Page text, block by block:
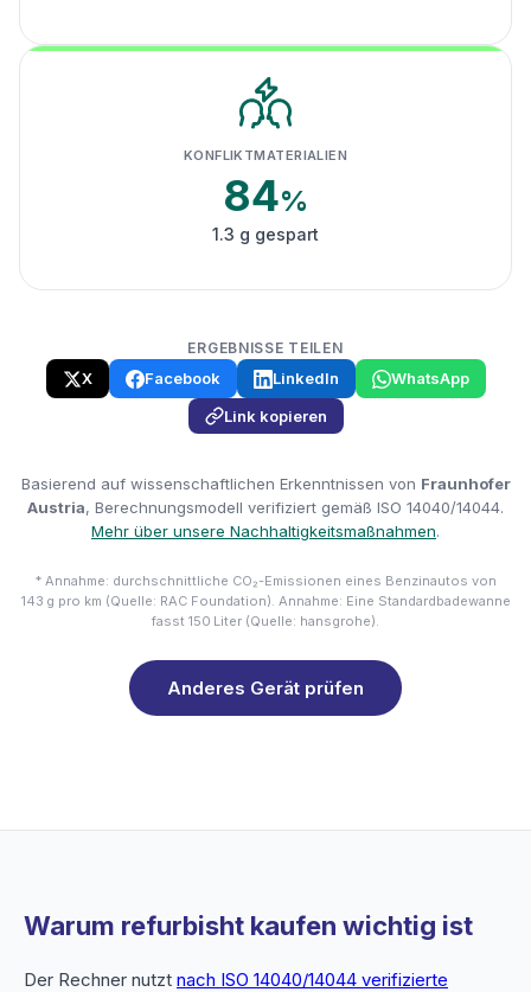
KONFLIKTMATERIALIEN
84%
1.3 g gespart
ERGEBNISSE TEILEN
X Facebook LinkedIn
WhatsApp
Link kopieren
Basierend auf wissenschaftlichen Erkenntnissen von Fraunhofer
Austria, Berechnungsmodell verifiziert gemäß ISO 14040/14044.
Mehr über unsere Nachhaltigkeitsmaßnahmen.
* Annahme: durchschnittliche CO₂-Emissionen eines Benzinautos von
143 g pro km (Quelle: RAC Foundation). Annahme: Eine Standardbadewanne
fasst 150 Liter (Quelle: hansgrohe).
Anderes Gerät prüfen
Warum refurbisht kaufen wichtig ist
Der Rechner nutzt nach ISO 14040/14044 verifizierte